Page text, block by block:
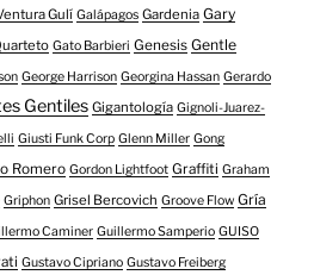
Gulí Galápagos Gardenia Gary
Gato Barbieri Genesis Gentle
George Harrison Georgina Hassan Gerardo
Gentiles Gigantología Gignoli-Juarez-
Giusti Funk Corp Glenn Miller Gong
Romero Gordon Lightfoot Graffiti Graham
Griphon Grisel Bercovich Groove Flow Gría
Caminer Guillermo Samperio GUISO
Gustavo Cipriano Gustavo Freiberg